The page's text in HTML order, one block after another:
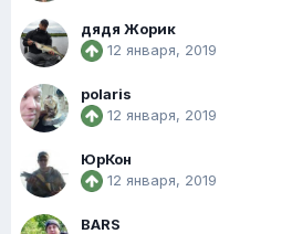
дядя Жорик
12 января, 2019
polaris
12 января, 2019
ЮрКон
12 января, 2019
BARS